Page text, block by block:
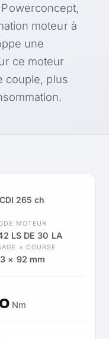
Powerconcept,
moteur à
une
ce moteur
couple, plus
265 ch
MOTEUR
LS DE 30 LA
× COURSE
× 92 mm
Nm